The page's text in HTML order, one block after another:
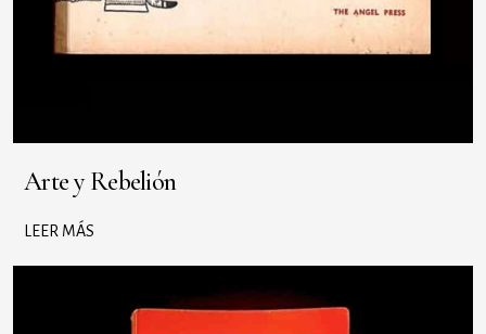
Arte y Rebelión
LEER MÁS